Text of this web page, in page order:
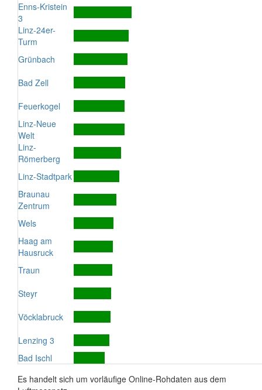
Enns-Kristein
3
Linz-24er-
Turm
Grünbach
Bad Zell
Feuerkogel
Linz-Neue
Welt
Linz-
Römerberg
Linz-Stadtpark
Braunau
Zentrum
Wels
Haag am
Hausruck
Traun
Steyr
Vöcklabruck
Lenzing 3
Bad Ischl
Es handelt sich um vorläufige Online-Rohdaten aus dem